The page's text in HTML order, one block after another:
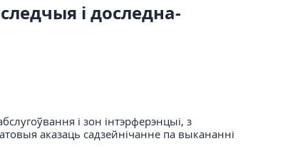
і доследна-
і зон інтэрферэнцыі, з
аказаць садзейнічанне па выкананні